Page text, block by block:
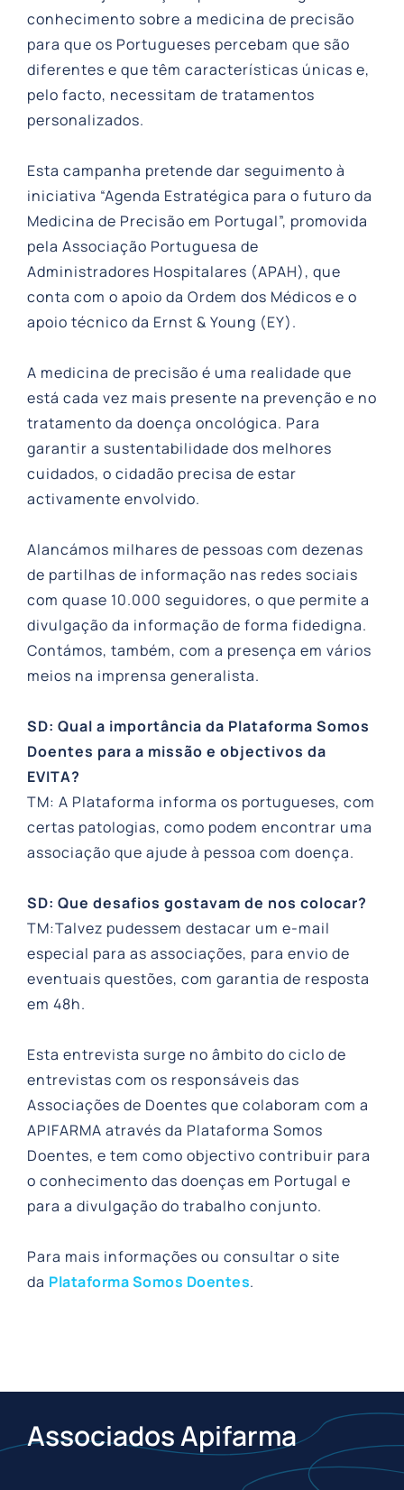
conhecimento sobre a medicina de precisão
para que os Portugueses percebam que são
diferentes e que têm características únicas e,
pelo facto, necessitam de tratamentos
personalizados.
Esta campanha pretende dar seguimento à
iniciativa “Agenda Estratégica para o futuro da
Medicina de Precisão em Portugal”, promovida
pela Associação Portuguesa de
Administradores Hospitalares (APAH), que
conta com o apoio da Ordem dos Médicos e o
apoio técnico da Ernst & Young (EY).
A medicina de precisão é uma realidade que
está cada vez mais presente na prevenção e no
tratamento da doença oncológica. Para
garantir a sustentabilidade dos melhores
cuidados, o cidadão precisa de estar
activamente envolvido.
Alancámos milhares de pessoas com dezenas
de partilhas de informação nas redes sociais
com quase 10.000 seguidores, o que permite a
divulgação da informação de forma fidedigna.
Contámos, também, com a presença em vários
meios na imprensa generalista.
SD: Qual a importância da Plataforma Somos
Doentes para a missão e objectivos da
EVITA?
TM: A Plataforma informa os portugueses, com
certas patologias, como podem encontrar uma
associação que ajude à pessoa com doença.
SD: Que desafios gostavam de nos colocar?
TM:Talvez pudessem destacar um e-mail
especial para as associações, para envio de
eventuais questões, com garantia de resposta
em 48h.
Esta entrevista surge no âmbito do ciclo de
entrevistas com os responsáveis das
Associações de Doentes que colaboram com a
APIFARMA através da Plataforma Somos
Doentes, e tem como objectivo contribuir para
o conhecimento das doenças em Portugal e
para a divulgação do trabalho conjunto.
Para mais informações ou consultar o site
da Plataforma Somos Doentes.
Associados Apifarma